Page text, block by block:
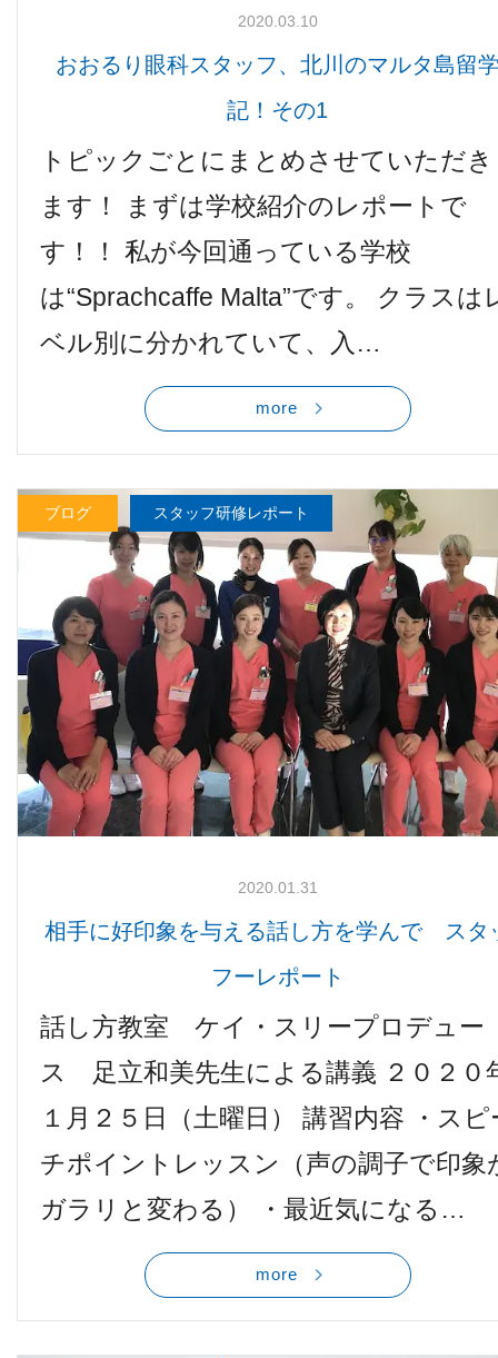
2020.03.10
おおるり眼科スタッフ、北川のマルタ島留
記！その1
トピックごとにまとめさせていただき
ます！ まずは学校紹介のレポートで
す！！ 私が今回通っている学校
は“Sprachcaffe Malta”です。 クラスは
ベル別に分かれていて、入…
more
ブログ スタッフ研修レポート
2020.01.31
相手に好印象を与える話し方を学んで スタ
フーレポート
話し方教室 ケイ・スリープロデュー
ス 足立和美先生による講義 ２０２０
１月２５日（土曜日） 講習内容 ・スピ
チポイントレッスン（声の調子で印象
ガラリと変わる） ・最近気になる…
more